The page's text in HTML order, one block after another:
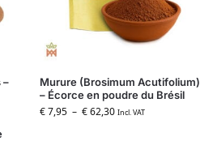
–
Murure (Brosimum Acutifolium)
– Écorce en poudre du Brésil
€7,95 – €62,30 Incl. VAT